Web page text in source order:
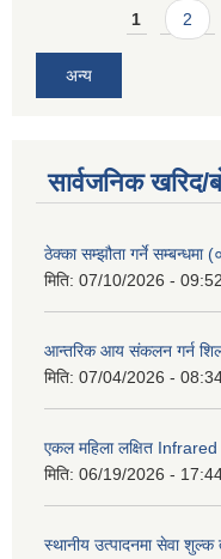
Pages1 2
अन्य
सार्वजनिक
ठेक्का सम्झौता गर्ने
मिति: 07/10/2026 - 09:52
आन्तरिक आय संकलन गर्न
मिति: 07/04/2026 -
एकल महिला लक्षित Infrared
मिति: 06/19/2026 -
स्थानीय उत्पादनमा सेवा